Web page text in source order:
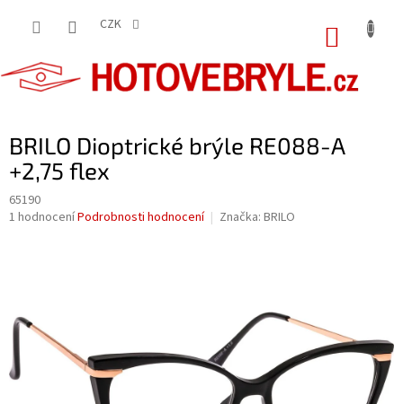
CZK
BRILO Dioptrické brýle RE088-A
+2,75 flex
65190
Průměrné
5
hvězdiček.
1 hodnoceníPodrobnosti hodnocení Značka: BRILO